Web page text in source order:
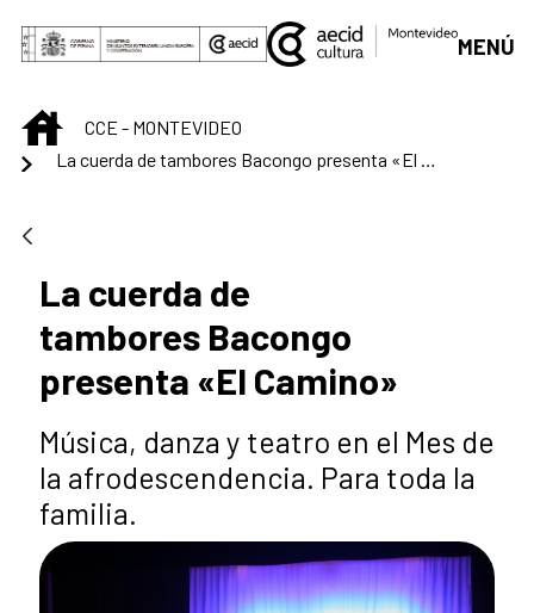
Saltar al contenido principal
MENÚ
INICIOCCE - MONTEVIDEO
La cuerda de tambores Bacongo presenta «El Camino»
La cuerda de
tambores Bacongo
presenta «El Camino»
Música, danza y teatro en el Mes de
la afrodescendencia. Para toda la
familia.